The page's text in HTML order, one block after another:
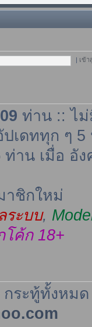
เข้
ท่าน :: ไ
เดททุก ๆ 5
ท่าน เมื่อ อัง
าชิกใหม่
ระบบ,
โค้ก 18+
กระทู้ทั้งหม